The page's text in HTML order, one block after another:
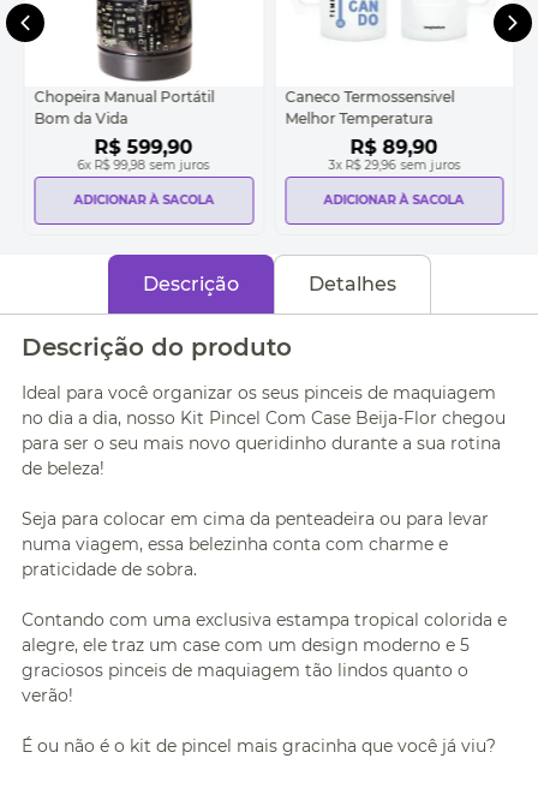
Chopeira Manual Portátil
Bom da Vida
R$ 599,90
6x R$ 99,98 sem juros
ADICIONAR À SACOLA
Caneco Termossensivel
Melhor Temperatura
R$ 89,90
3x R$ 29,96 sem juros
ADICIONAR À SACOLA
Descrição Detalhes
Descrição do produto
Ideal para você organizar os seus pinceis de maquiagem
no dia a dia, nosso Kit Pincel Com Case Beija-Flor chegou
para ser o seu mais novo queridinho durante a sua rotina
de beleza!
Seja para colocar em cima da penteadeira ou para levar
numa viagem, essa belezinha conta com charme e
praticidade de sobra.
Contando com uma exclusiva estampa tropical colorida e
alegre, ele traz um case com um design moderno e 5
graciosos pinceis de maquiagem tão lindos quanto o
verão!
É ou não é o kit de pincel mais gracinha que você já viu?